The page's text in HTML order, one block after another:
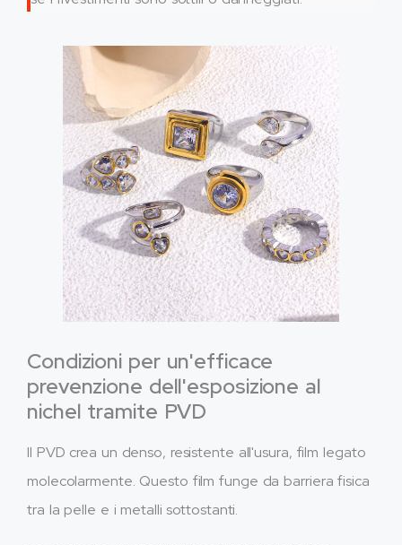
Condizioni per un'efficace
prevenzione dell'esposizione al
nichel tramite PVD
Il PVD crea un denso, resistente all'usura, film legato
molecolarmente. Questo film funge da barriera fisica
tra la pelle e i metalli sottostanti.